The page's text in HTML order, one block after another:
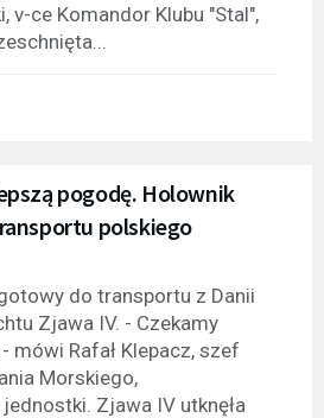
v-ce Komandor Klubu "Stal",
pogodę. Holownik
polskiego
do transportu z Danii
Zjawa IV. - Czekamy
mówi Rafał Klepacz, szef
Morskiego,
Zjawa IV utknęła